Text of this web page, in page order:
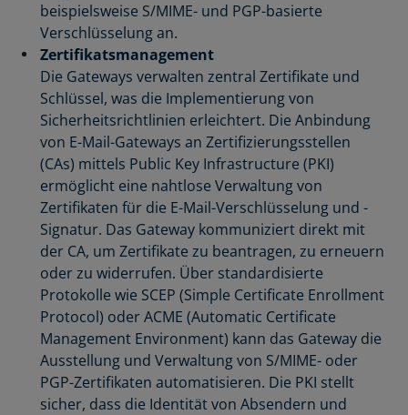
beispielsweise S/MIME- und PGP-basierte
Verschlüsselung an.
Zertifikatsmanagement
Die Gateways verwalten zentral Zertifikate und
Schlüssel, was die Implementierung von
Sicherheitsrichtlinien erleichtert. Die Anbindung
von E-Mail-Gateways an Zertifizierungsstellen
(CAs) mittels Public Key Infrastructure (PKI)
ermöglicht eine nahtlose Verwaltung von
Zertifikaten für die E-Mail-Verschlüsselung und -
Signatur. Das Gateway kommuniziert direkt mit
der CA, um Zertifikate zu beantragen, zu erneuern
oder zu widerrufen. Über standardisierte
Protokolle wie SCEP (Simple Certificate Enrollment
Protocol) oder ACME (Automatic Certificate
Management Environment) kann das Gateway die
Ausstellung und Verwaltung von S/MIME- oder
PGP-Zertifikaten automatisieren. Die PKI stellt
sicher, dass die Identität von Absendern und